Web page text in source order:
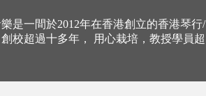
是一間於2012年在香港創立的香港琴行/
校超過十多年， 用心栽培，教授學員超